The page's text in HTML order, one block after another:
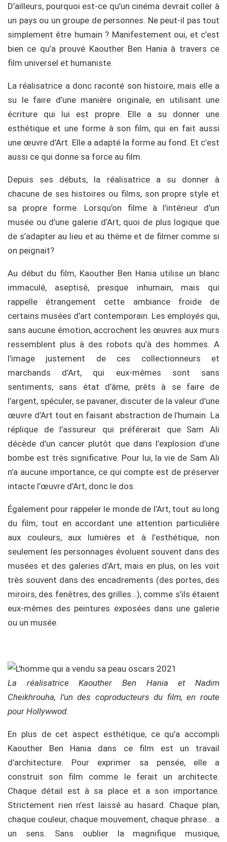
D’ailleurs, pourquoi est-ce qu’un cinéma devrait coller à
un pays ou un groupe de personnes. Ne peut-il pas tout
simplement être humain ? Manifestement oui, et c’est
bien ce qu’a prouvé Kaouther Ben Hania à travers ce
film universel et humaniste.
La réalisatrice a donc raconté son histoire, mais elle a
su le faire d’une manière originale, en utilisant une
écriture qui lui est propre. Elle a su donner une
esthétique et une forme à son film, qui en fait aussi
une œuvre d’Art. Elle a adapté la forme au fond. Et c’est
aussi ce qui donne sa force au film.
Depuis ses débuts, la réalisatrice a su donner à
chacune de ses histoires ou films, son propre style et
sa propre forme. Lorsqu’on filme à l’intérieur d’un
musée ou d’une galerie d’Art, quoi de plus logique que
de s’adapter au lieu et au thème et de filmer comme si
on peignait?
Au début du film, Kaouther Ben Hania utilise un blanc
immaculé, aseptisé, presque inhumain, mais qui
rappelle étrangement cette ambiance froide de
certains musées d’art contemporain. Les employés qui,
sans aucune émotion, accrochent les œuvres aux murs
ressemblent plus à des robots qu’à des hommes. A
l’image justement de ces collectionneurs et
marchands d’Art, qui eux-mêmes sont sans
sentiments, sans état d’âme, prêts à se faire de
l’argent, spéculer, se pavaner, discuter de la valeur d’une
œuvre d’Art tout en faisant abstraction de l’humain. La
réplique de l’assureur qui préférerait que Sam Ali
décède d’un cancer plutôt que dans l’explosion d’une
bombe est très significative. Pour lui, la vie de Sam Ali
n’a aucune importance, ce qui compte est de préserver
intacte l’œuvre d’Art, donc le dos.
Également pour rappeler le monde de l’Art, tout au long
du film, tout en accordant une attention particulière
aux couleurs, aux lumières et à l’esthétique, non
seulement les personnages évoluent souvent dans des
musées et des galeries d’Art, mais en plus, on les voit
très souvent dans des encadrements (des portes, des
miroirs, des fenêtres, des grilles…), comme s’ils étaient
eux-mêmes des peintures exposées dans une galerie
ou un musée.
La réalisatrice Kaouther Ben Hania et Nadim
Cheikhrouha, l’un des coproducteurs du film, en route
pour Hollywwod.
En plus de cet aspect esthétique, ce qu’a accompli
Kaouther Ben Hania dans ce film est un travail
d’architecture. Pour exprimer sa pensée, elle a
construit son film comme le ferait un architecte.
Chaque détail est à sa place et a son importance.
Strictement rien n’est laissé au hasard. Chaque plan,
chaque couleur, chaque mouvement, chaque phrase… a
un sens. Sans oublier la magnifique musique,